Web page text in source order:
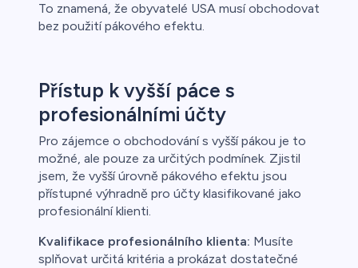
To znamená, že obyvatelé USA musí obchodovat
bez použití pákového efektu.
Přístup k vyšší páce s
profesionálními účty
Pro zájemce o obchodování s vyšší pákou je to
možné, ale pouze za určitých podmínek. Zjistil
jsem, že vyšší úrovně pákového efektu jsou
přístupné výhradně pro účty klasifikované jako
profesionální klienti.
Kvalifikace profesionálního klienta: Musíte
splňovat určitá kritéria a prokázat dostatečné